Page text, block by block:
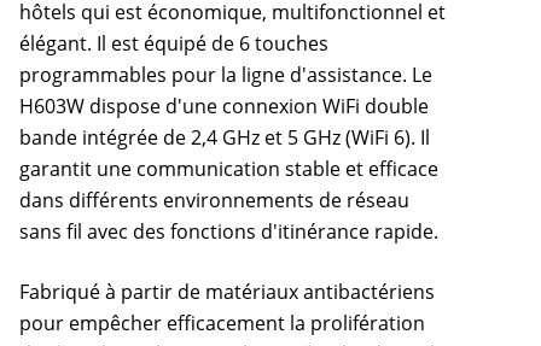
hôtels qui est économique, multifonctionnel et
élégant. Il est équipé de 6 touches
programmables pour la ligne d'assistance. Le
H603W dispose d'une connexion WiFi double
bande intégrée de 2,4 GHz et 5 GHz (WiFi 6). Il
garantit une communication stable et efficace
dans différents environnements de réseau
sans fil avec des fonctions d'itinérance rapide.
Fabriqué à partir de matériaux antibactériens
pour empêcher efficacement la prolifération